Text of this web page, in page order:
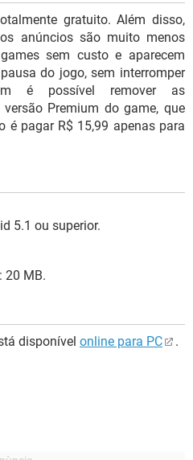
gratuito. Além disso,
anúncios são muito menos
sem custo e aparecem
do jogo, sem interromper
é possível remover as
Premium do game, que
é pagar R$ 15,99 apenas para
5.1 ou superior.
: 20 MB.
disponível online para PC .